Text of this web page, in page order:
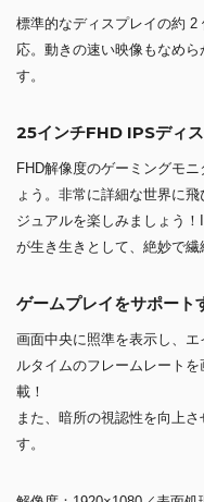
標準的なディスプレイの約
応。動きの速い映像もなめ
す。
25インチFHD IPSディ
FHD解像度のゲーミングモ
ょう。非常に詳細な世界に
ジュアルを楽しみましょう
が生き生きとして、絶妙で繊
ゲームプレイをサポー
画面中央に照準を表示し、
ルタイムのフレームレート
載！
また、暗所の視認性を向上
す。